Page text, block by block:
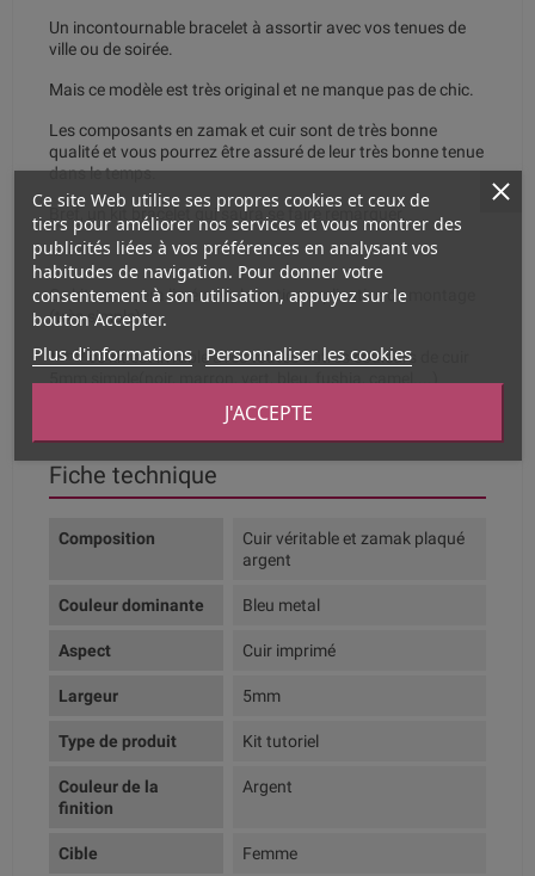
Un incontournable bracelet à assortir avec vos tenues de
ville ou de soirée.
Mais ce modèle est très original et ne manque pas de chic.
Les composants en zamak et cuir sont de très bonne
qualité et vous pourrez être assuré de leur très bonne tenue
dans le temps.
Bref, un kit bracelet qui saura se faire remarquer.
Ce kit vous sera livré avec la notice explicative de montage
(très simple).
***** ce kit est livrable avec toutes autres couleurs de cuir
5mm simple(noir, marron, vert, bleu, fushia, camel....)
Fiche technique
Composition
Cuir véritable et zamak plaqué
argent
Couleur dominante Bleu metal
Aspect Cuir imprimé
Largeur 5mm
Type de produit Kit tutoriel
Couleur de la
finition
Argent
Cible Femme
Ce site Web utilise ses propres cookies et ceux de
tiers pour améliorer nos services et vous montrer des
publicités liées à vos préférences en analysant vos
habitudes de navigation. Pour donner votre
consentement à son utilisation, appuyez sur le
bouton Accepter.
Plus d'informations Personnaliser les cookies
J'ACCEPTE